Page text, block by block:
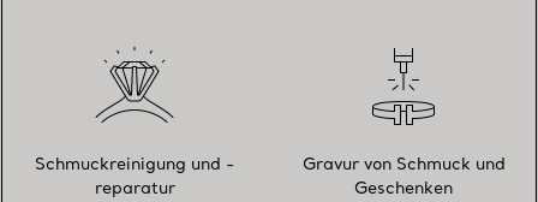
Schmuckreinigung und -
reparatur
Gravur von Schmuck und
Geschenken